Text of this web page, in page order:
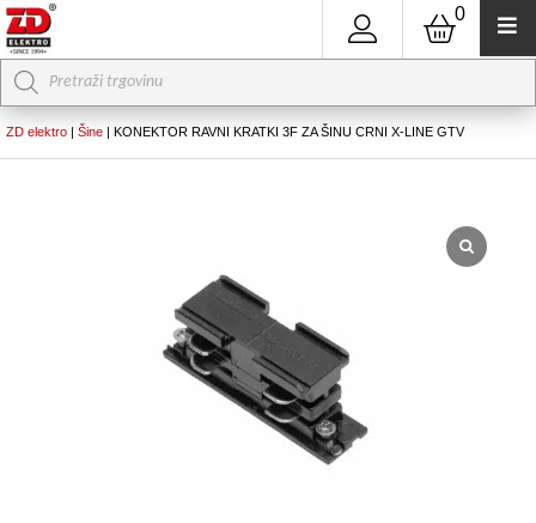
0
Products
search
ZD elektro | Šine | KONEKTOR RAVNI KRATKI 3F ZA ŠINU CRNI X-LINE GTV